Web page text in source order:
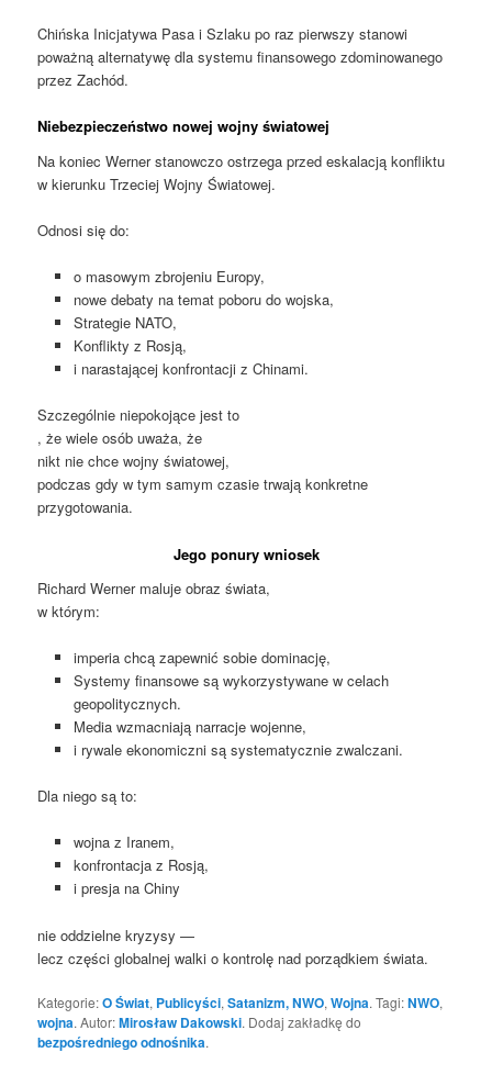
Chińska Inicjatywa Pasa i Szlaku po raz pierwszy stanowi
poważną alternatywę dla systemu finansowego zdominowanego
przez Zachód.
Niebezpieczeństwo nowej wojny światowej
Na koniec Werner stanowczo ostrzega przed eskalacją konfliktu
w kierunku Trzeciej Wojny Światowej.
Odnosi się do:
o masowym zbrojeniu Europy,
nowe debaty na temat poboru do wojska,
Strategie NATO,
Konflikty z Rosją,
i narastającej konfrontacji z Chinami.
Szczególnie niepokojące jest to
, że wiele osób uważa, że
​​nikt nie chce wojny światowej,
podczas gdy w tym samym czasie trwają konkretne
przygotowania.
Jego ponury wniosek
Richard Werner maluje obraz świata,
w którym:
imperia chcą zapewnić sobie dominację,
Systemy finansowe są wykorzystywane w celach
geopolitycznych.
Media wzmacniają narracje wojenne,
i rywale ekonomiczni są systematycznie zwalczani.
Dla niego są to:
wojna z Iranem,
konfrontacja z Rosją,
i presja na Chiny
nie oddzielne kryzysy —
lecz części globalnej walki o kontrolę nad porządkiem świata.
Kategorie:O Świat, Publicyści,Satanizm, NWO,Wojna. Tagi:NWO,
wojna. Autor:Mirosław Dakowski. Dodaj zakładkę do
bezpośredniego odnośnika.